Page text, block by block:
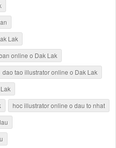
Lak
online o Dak Lak
dao tao illustrator online o Dak Lak
hoc illustrator online o dau to nhat